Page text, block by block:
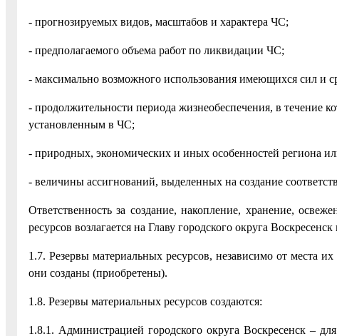
- прогнозируемых видов, масштабов и характера ЧС;
- предполагаемого объема работ по ликвидации ЧС;
- максимально возможного использования имеющихся сил и
- продолжительности периода жизнеобеспечения, в течение
установленным в ЧС;
- природных, экономических и иных особенностей региона
- величины ассигнований, выделенных на создание
Ответственность за создание, накопление, хранение,
ресурсов возлагается на Главу городского округа
1.7. Резервы материальных ресурсов, независимо от места
они созданы (приобретены).
1.8. Резервы материальных ресурсов создаются:
1.8.1. Администрацией городского округа Воскресенск –